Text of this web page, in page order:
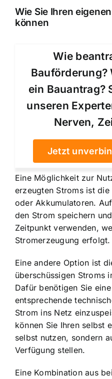
Wie Sie Ihren
können
Wie
ein Bauantrag?
unseren
Nerven,
Jetzt
Eine Möglichkeit zur
erzeugten Stroms ist
oder Akkumulatoren.
den Strom speichern
Zeitpunkt verwenden,
Stromerzeugung erfolgt.
Eine andere Option ist
überschüssigen Stroms
Dafür benötigen Sie
entsprechende
Strom ins Netz
können Sie Ihren selbst
selbst nutzen, sondern
Verfügung stellen.
Eine Kombination aus